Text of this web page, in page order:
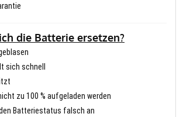
die Batterie ersetzen?
sich schnell
zu 100 % aufgeladen werden
Batteriestatus falsch an